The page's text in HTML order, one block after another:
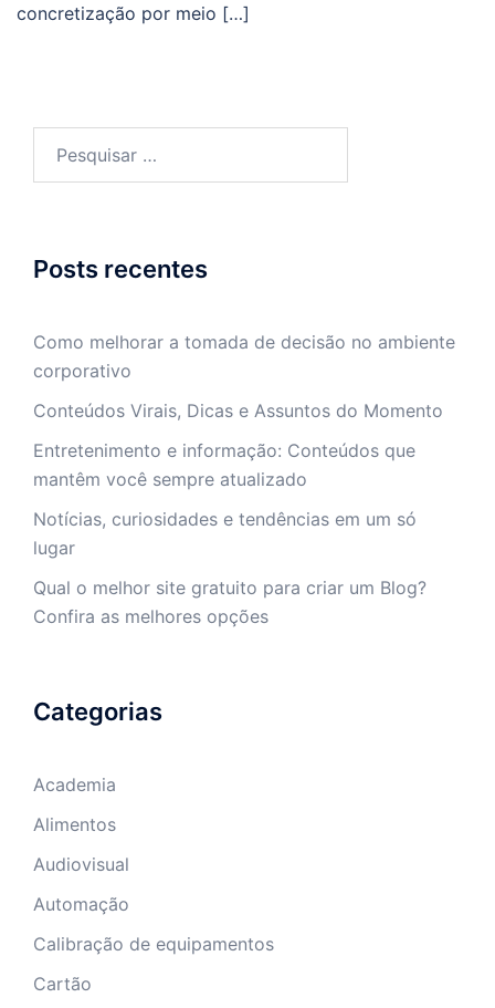
concretização por meio […]
por:
Posts recentes
Como melhorar a tomada de decisão no ambiente
corporativo
Conteúdos Virais, Dicas e Assuntos do Momento
Entretenimento e informação: Conteúdos que
mantêm você sempre atualizado
Notícias, curiosidades e tendências em um só
lugar
Qual o melhor site gratuito para criar um Blog?
Confira as melhores opções
Categorias
Academia
Alimentos
Audiovisual
Automação
Calibração de equipamentos
Cartão